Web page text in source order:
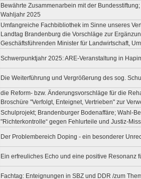
Bewährte Zusammenarbein mit der
Wahljahr 2025
Umfangreiche Fachbibliothek im Sinne unseres
Landtag Brandenburg die Vorschläge zur
Geschäftsführenden Minister für Landwirtschaft,
Schwerpunktjahr 2025: ARE-Veranstaltung in
Die Weiterführung und Vergrößerung des sog.
die Reform- bzw. Änderungsvorschläge für die
Broschüre "Verfolgt, Enteignet, Vertrieben" zur
Schulprojekt; Brandenburger Bodenaffäre; Wahl-
"Richterkontrolle“ gegen Fehlurteile und Justiz-
Der Problembereich Doping - ein besonderer
Ein erfreuliches Echo und eine positive Resonanz
Fachtag: Enteignungen in SBZ und DDR /zum